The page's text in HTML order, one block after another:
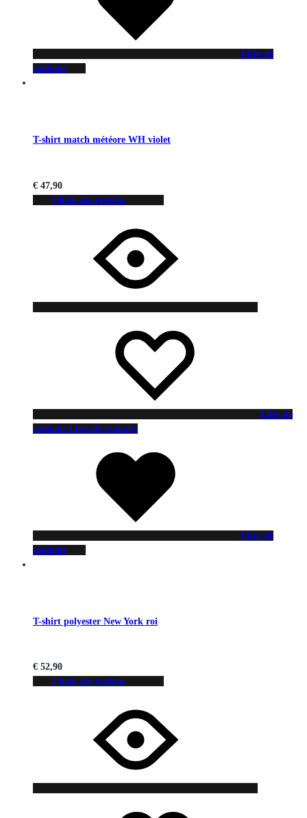
Liste de
souhaits
T-shirt match météore WH violet
€ 47,90
Choix des options
Liste de
souhaits Liste de souhaits
Liste de
souhaits
T-shirt polyester New York roi
€ 52,90
Choix des options